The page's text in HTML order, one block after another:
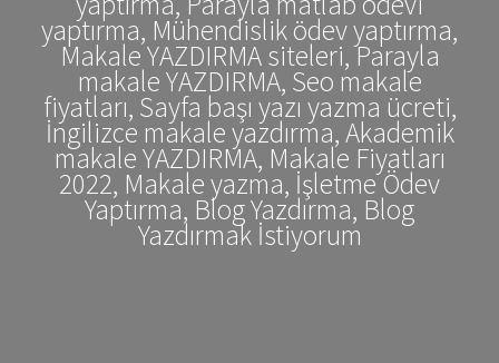
yaptırma, Mühendislik ödev yaptırma,
Makale YAZDIRMA siteleri, Parayla
makale YAZDIRMA, Seo makale
fiyatları, Sayfa başı yazı yazma ücreti,
İngilizce makale yazdırma, Akademik
makale YAZDIRMA, Makale Fiyatları
2022, Makale yazma, İşletme Ödev
Yaptırma, Blog Yazdırma, Blog
Yazdırmak İstiyorum